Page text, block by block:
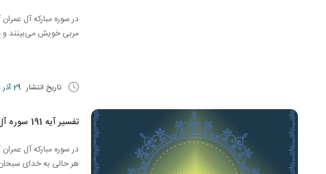
مربی خویش می‌بینند و
تاریخ انتشار 29 آذر 1398
تفسیر آیه 191 سوره آل عمران
هر حالی به خدای